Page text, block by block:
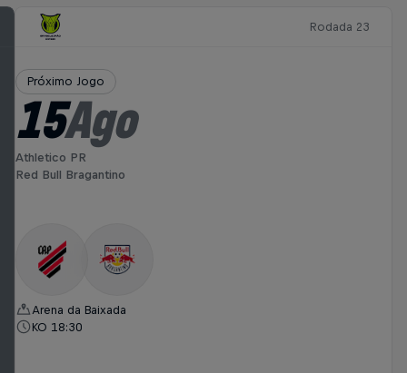
Rodada 23
Próximo Jogo
15Ago
Athletico PR
Red Bull Bragantino
Arena da Baixada
KO 18:30